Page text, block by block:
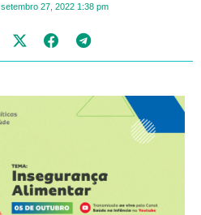
setembro 27, 2022 1:38 pm